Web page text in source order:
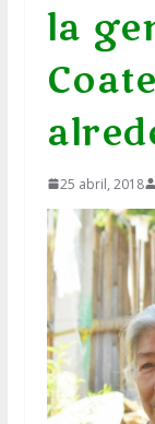
la
25 abril, 2018